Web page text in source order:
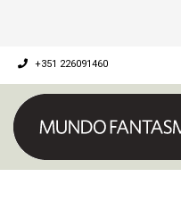
+351 226091460